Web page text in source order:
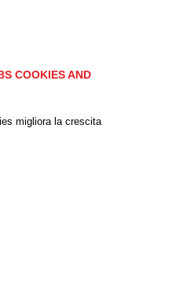
COOKIES AND
migliora la crescita